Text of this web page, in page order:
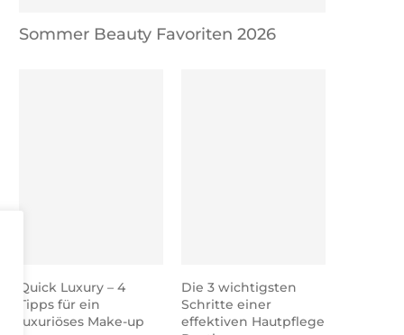
Sommer Beauty Favoriten 2026
Quick Luxury – 4
Tipps für ein
luxuriöses Make-up
Die 3 wichtigsten
Schritte einer
effektiven Hautpflege